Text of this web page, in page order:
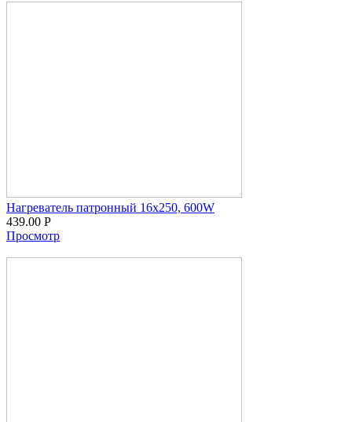
Нагреватель патронный 16х250, 600W
439.00 Р
Просмотр